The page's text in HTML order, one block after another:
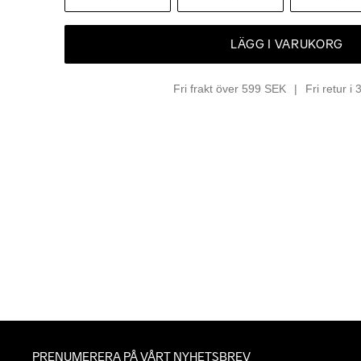
LÄGG I VARUKORG
Fri frakt över 599 SEK Fri retur i
PRENUMERERA PÅ VÅRT NYHETSBREV